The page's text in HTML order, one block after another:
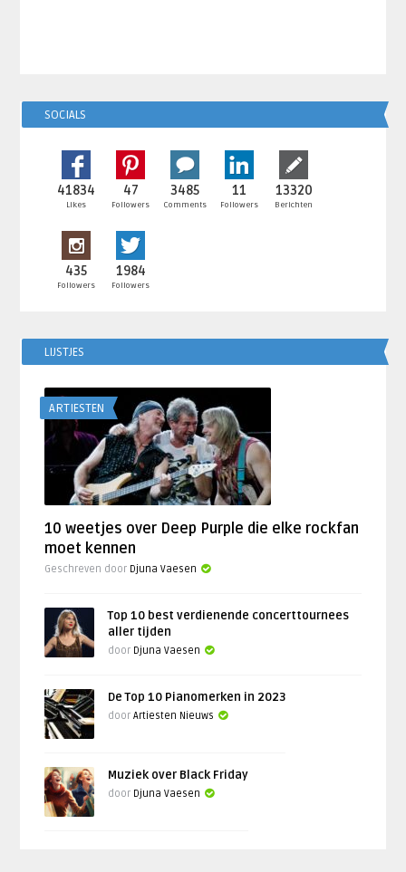
SOCIALS
41834
Likes
47
Followers
3485
Comments
11
Followers
13320
Berichten
435
Followers
1984
Followers
LIJSTJES
ARTIESTEN
10 weetjes over Deep Purple die elke rockfan
moet kennen
Geschreven door Djuna Vaesen
Top 10 best verdienende concerttournees
aller tijden
door Djuna Vaesen
De Top 10 Pianomerken in 2023
doorArtiesten Nieuws
Muziek over Black Friday
door Djuna Vaesen